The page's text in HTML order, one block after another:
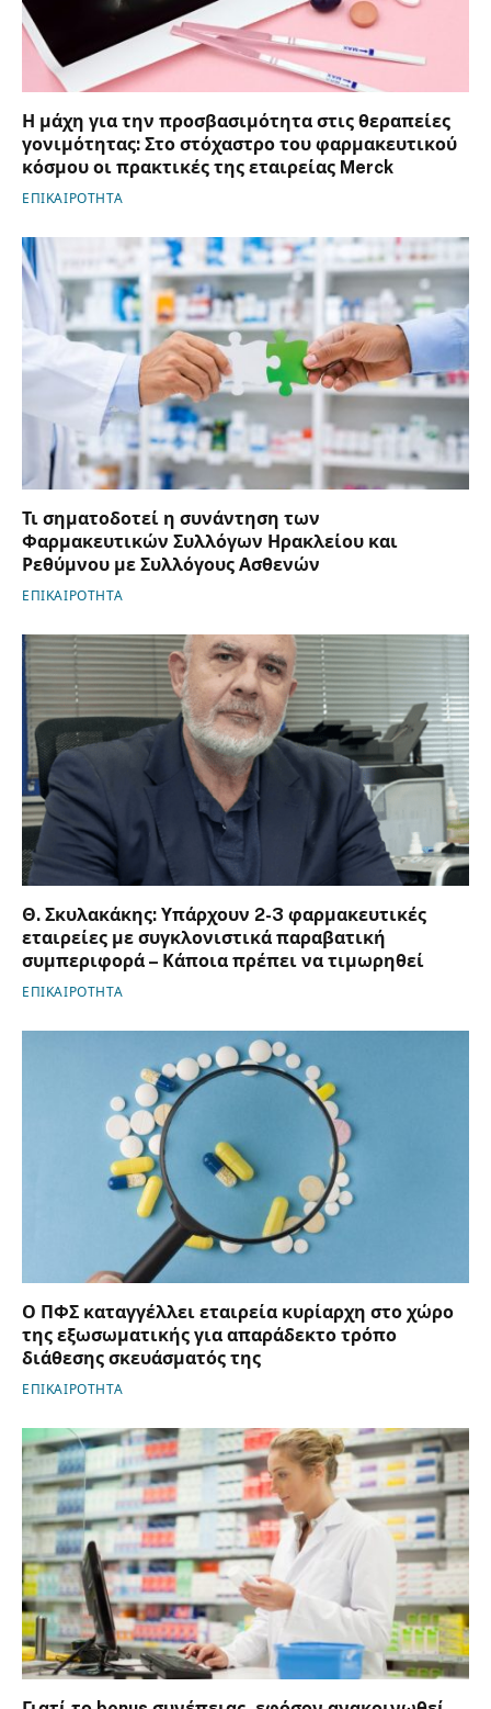
Η μάχη για την προσβασιμότητα στις θεραπείες
γονιμότητας: Στο στόχαστρο του φαρμακευτικού
κόσμου οι πρακτικές της εταιρείας Merck
ΕΠΙΚΑΙΡΟΤΗΤΑ
Τι σηματοδοτεί η συνάντηση των
Φαρμακευτικών Συλλόγων Ηρακλείου και
Ρεθύμνου με Συλλόγους Ασθενών
ΕΠΙΚΑΙΡΟΤΗΤΑ
Θ. Σκυλακάκης: Υπάρχουν 2-3 φαρμακευτικές
εταιρείες με συγκλονιστικά παραβατική
συμπεριφορά – Κάποια πρέπει να τιμωρηθεί
ΕΠΙΚΑΙΡΟΤΗΤΑ
Ο ΠΦΣ καταγγέλλει εταιρεία κυρίαρχη στο χώρο
της εξωσωματικής για απαράδεκτο τρόπο
διάθεσης σκευάσματός της
ΕΠΙΚΑΙΡΟΤΗΤΑ